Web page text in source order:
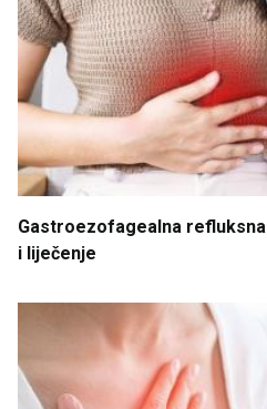
Gastroezofagealna refluksna
i liječenje